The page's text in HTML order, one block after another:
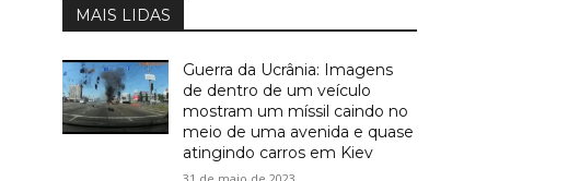
MAIS LIDAS
Guerra da Ucrânia: Imagens
de dentro de um veículo
mostram um míssil caindo no
meio de uma avenida e quase
atingindo carros em Kiev